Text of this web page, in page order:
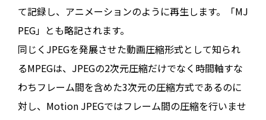
て記録し、アニメーションのように再生します。「MJ
PEG」とも略記されます。
同じくJPEGを発展させた動画圧縮形式として知られ
るMPEGは、JPEGの2次元圧縮だけでなく時間軸すな
わちフレーム間を含めた3次元の圧縮方式であるのに
対し、Motion JPEGではフレーム間の圧縮を行いませ